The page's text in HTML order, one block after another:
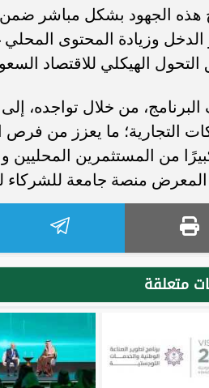
وزيادة المحتوى المحلي
التحول الهيكلي للاقتصاد
من خلال تواجده،
التجارية؛ ما يعزز من فرص
كبيرًا من المستثمرين
منصة جامعة للشركاء
متعلقة